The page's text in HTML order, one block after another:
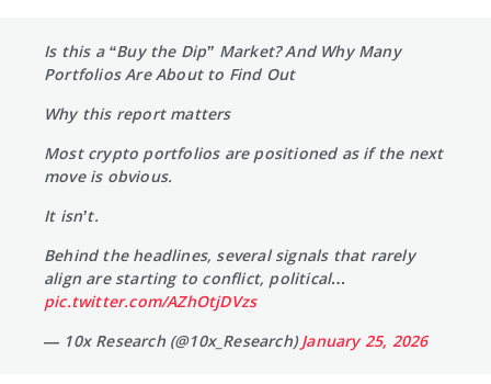
Is this a “Buy the Dip” Market? And Why Many
Portfolios Are About to Find Out
Why this report matters
Most crypto portfolios are positioned as if the next
move is obvious.
It isn’t.
Behind the headlines, several signals that rarely
align are starting to conflict, political…
pic.twitter.com/AZhOtjDVzs
— 10x Research (@10x_Research)January 25, 2026